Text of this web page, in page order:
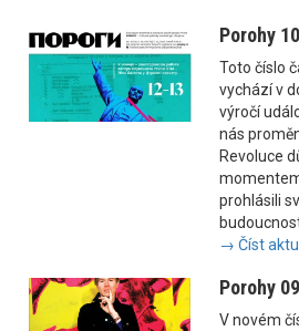
Porohy
Toto číslo
vychází v
výročí
nás
Revoluce
prohlásili
→ Číst
Porohy
V novém